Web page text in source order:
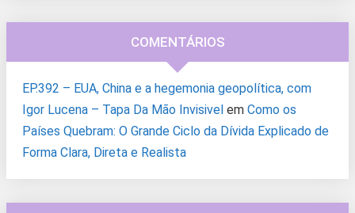
COMENTÁRIOS
EP.392 – EUA, China e a hegemonia geopolítica, com
Igor Lucena – Tapa Da Mão Invisivel em Como os
Países Quebram: O Grande Ciclo da Dívida Explicado de
Forma Clara, Direta e Realista